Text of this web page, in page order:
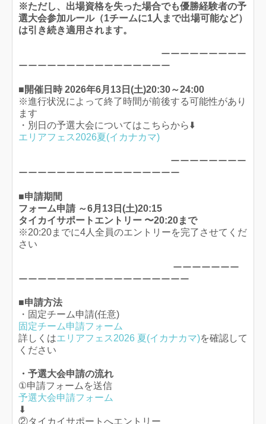
※ただし、出場資格を失った場合でも優勝経験者の予
選大会参加ルール（1チームに1人まで出場可能など）
は引き続き適用されます。
ーーーーーーーーー
ーーーーーーーーーーーーーーーー
■開催日時 2026年6月13日(土)20:30～24:00
※進行状況によって終了時間が前後する可能性があり
ます
・別日の予選大会についてはこちらから⬇️
エリアフェス2026夏(イカナカマ)
ーーーーーーーー
ーーーーーーーーーーーーーーーーー
■申請期間
フォーム申請 ～6月13日(土)20:15
タイカイサポートエントリー 〜20:20まで
※20:20までに4人全員のエントリーを完了させてくだ
さい
ーーーーーーー
ーーーーーーーーーーーーーーーーーー
■申請方法
・固定チーム申請(任意)
固定チーム申請フォーム
詳しくはエリアフェス2026 夏(イカナカマ)を確認して
ください
・予選大会申請の流れ
①申請フォームを送信
予選大会申請フォーム
⬇︎
②タイカイサポートへエントリー